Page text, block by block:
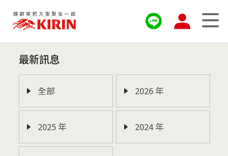
最新訊息
全部 2026 年
2025 年 2024 年